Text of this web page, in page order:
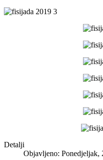
Detalji
Objavljeno: Ponedjeljak,